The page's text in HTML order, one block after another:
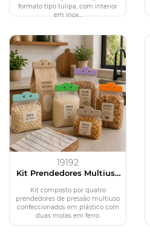
formato tipo tulipa, com interior
em inox...
19192
Kit Prendedores Multiuso
Kit composto por quatro
prendedores de pressão multiuso
confeccionados em plástico com
duas molas em ferro.